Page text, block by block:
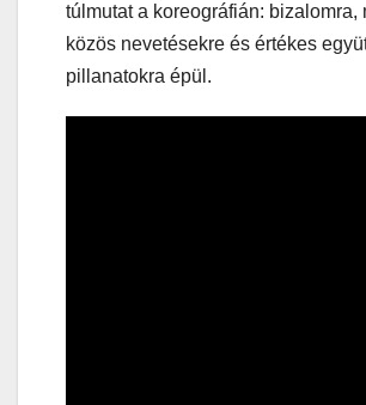
túlmutat a koreográfián: bizalomra,
közös nevetésekre és értékes
pillanatokra épül.